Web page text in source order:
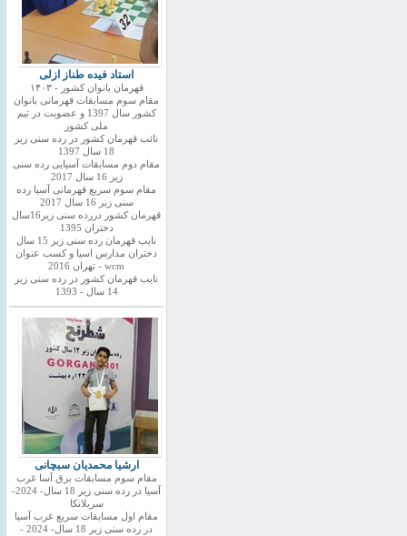
استاد فیده طناز ازلی
قهرمان بانوان کشور - ۱۴۰۳
مقام سوم مسابقات قهرمانی بانوان
کشور سال 1397 و عضویت در تیم
ملی کشور
نائب قهرمان کشور در رده سنی زیر
18 سال 1397
مقام دوم مسابقات آسیایی رده سنی
زیر 16 سال 2017
مقام سوم سریع قهرمانی آسیا رده
سنی زیر 16 سال 2017
قهرمان کشور دررده سنی زیر16سال
دختران 1395
نایب قهرمان رده سنی زیر 15 سال
دختران مدارس اسیا و کسب عنوان
wcm - تهران 2016
نایب قهرمان کشور در رده سنی زیر
14 سال - 1393
ارشیا محمدیان سبچانی
مقام سوم مسابقات برق آسا غرب
آسیا در رده سنی زیر 18 سال- 2024-
سریلانکا
مقام اول مسابقات سریع غرب آسیا
در رده سنی زیر 18 سال- 2024 -